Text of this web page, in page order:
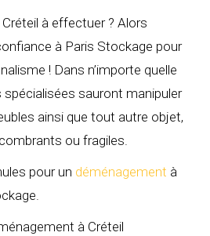
à effectuer ? Alors
à Paris Stockage pour
! Dans n’importe quelle
sauront manipuler
ainsi que tout autre objet,
ou fragiles.
pour un déménagement à
à Créteil